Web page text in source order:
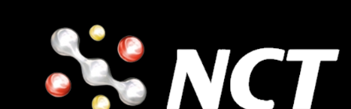
innholdet